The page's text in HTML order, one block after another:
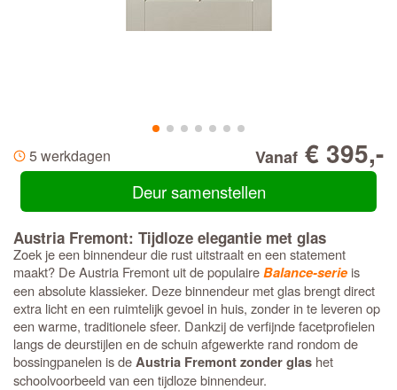
5 werkdagen Vanaf € 395,-
Deur samenstellen
Austria Fremont: Tijdloze elegantie met glas
Zoek je een binnendeur die rust uitstraalt en een statement
maakt? De Austria Fremont uit de populaireBalance-serie is
een absolute klassieker. Deze binnendeur met glas brengt direct
extra licht en een ruimtelijk gevoel in huis, zonder in te leveren op
een warme, traditionele sfeer. Dankzij de verfijnde facetprofielen
langs de deurstijlen en de schuin afgewerkte rand rondom de
bossingpanelen is deAustria Fremont zonder glas het
schoolvoorbeeld van een tijdloze binnendeur.